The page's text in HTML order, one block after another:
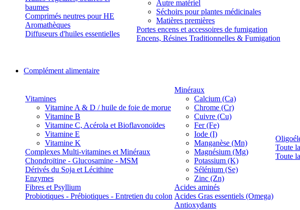
baumes
Comprimés neutres pour HE
Aromathèques
Diffuseurs d'huiles essentielles
Autre matériel
Séchoirs pour plantes médicinales
Matières premières
Portes encens et accessoires de fumigation
Encens, Résines Traditionnelles & Fumigation
Complément alimentaire
Vitamines
Vitamine A & D / huile de foie de morue
Vitamine B
Vitamine C, Acérola et Bioflavonoïdes
Vitamine E
Vitamine K
Complexes Multi-vitamines et Minéraux
Chondroïtine - Glucosamine - MSM
Dérivés du Soja et Lécithine
Enzymes
Fibres et Psyllium
Probiotiques - Prébiotiques - Entretien du colon
Minéraux
Calcium (Ca)
Chrome (Cr)
Cuivre (Cu)
Fer (Fe)
Iode (I)
Manganèse (Mn)
Magnésium (Mg)
Potassium (K)
Sélénium (Se)
Zinc (Zn)
Acides aminés
Acides Gras essentiels (Omega)
Antioxydants
Toute
Toute